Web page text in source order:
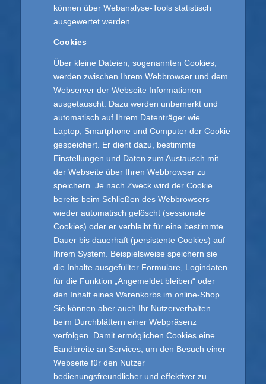
können über Webanalyse-Tools statistisch
ausgewertet werden.
Cookies
Über kleine Dateien, sogenannten Cookies,
werden zwischen Ihrem Webbrowser und dem
Webserver der Webseite Informationen
ausgetauscht. Dazu werden unbemerkt und
automatisch auf Ihrem Datenträger wie
Laptop, Smartphone und Computer der Cookie
gespeichert. Er dient dazu, bestimmte
Einstellungen und Daten zum Austausch mit
der Webseite über Ihren Webbrowser zu
speichern. Je nach Zweck wird der Cookie
bereits beim Schließen des Webbrowsers
wieder automatisch gelöscht (sessionale
Cookies) oder er verbleibt für eine bestimmte
Dauer bis dauerhaft (persistente Cookies) auf
Ihrem System. Beispielsweise speichern sie
die Inhalte ausgefüllter Formulare, Logindaten
für die Funktion „Angemeldet bleiben“ oder
den Inhalt eines Warenkorbs im online-Shop.
Sie können aber auch Ihr Nutzerverhalten
beim Durchblättern einer Webpräsenz
verfolgen. Damit ermöglichen Cookies eine
Bandbreite an Services, um den Besuch einer
Webseite für den Nutzer
bedienungsfreundlicher und effektiver zu